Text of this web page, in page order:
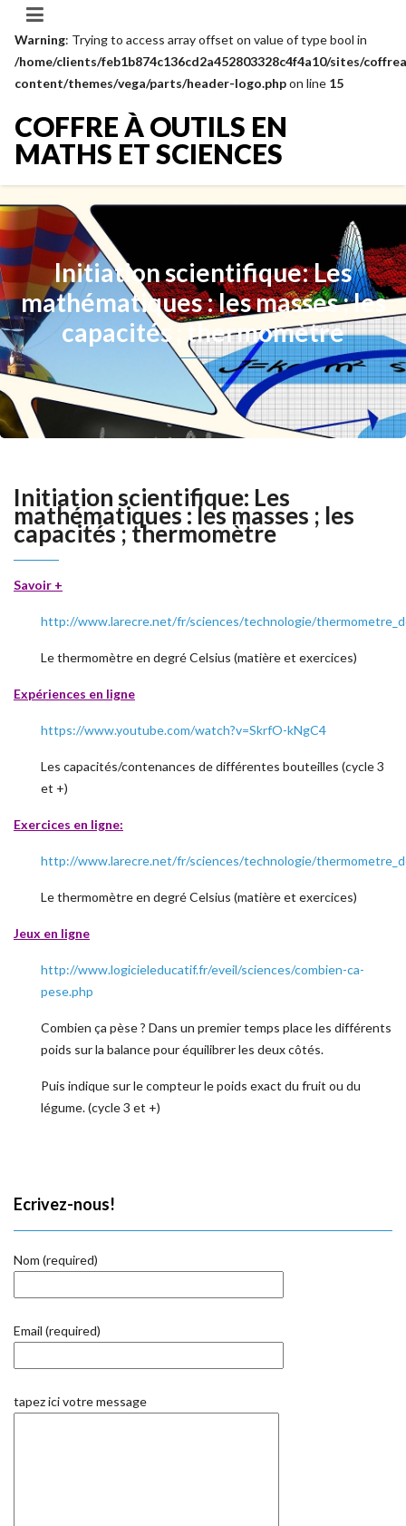
Warning: Trying to access array offset on value of type bool in
/home/clients/feb1b874c136cd2a452803328c4f4a10/sites/
content/themes/vega/parts/header-logo.phpon line 15
COFFRE À OUTILS EN
MATHS ET SCIENCES
Initiation scientifique: Les
mathématiques : les masses ; les
capacités ; thermomètre
Initiation scientifique: Les
mathématiques : les masses ; les
capacités ; thermomètre
Savoir +
http://www.larecre.net/fr/sciences/technologie/
Le thermomètre en degré Celsius (matière et exercices)
Expériences en ligne
https://www.youtube.com/watch?v=SkrfO-kNgC4
Les capacités/contenances de différentes bouteilles (cycle 3
et +)
Exercices en ligne:
http://www.larecre.net/fr/sciences/technologie/
Le thermomètre en degré Celsius (matière et exercices)
Jeux en ligne
http://www.logicieleducatif.fr/eveil/sciences/combien-ca-
pese.php
Combien ça pèse ? Dans un premier temps place les différents
poids sur la balance pour équilibrer les deux côtés.
Puis indique sur le compteur le poids exact du fruit ou du
légume. (cycle 3 et +)
Ecrivez-nous!
Nom (required)
Email (required)
tapez ici votre message